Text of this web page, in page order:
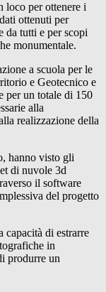
loco per ottenere i
ottenuti per
da tutti e per scopi
monumentale.
a scuola per le
e Geotecnico e
per un totale di 150
alla
realizzazione della
hanno visto gli
di nuvole 3d
il software
del progetto
di estrarre
in
produrre un